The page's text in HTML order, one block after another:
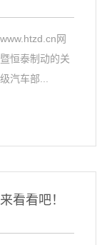
网
恒泰制动的关
汽车部...
看看吧！